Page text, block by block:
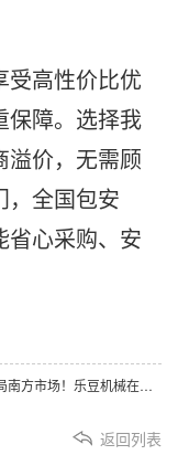
受高性价比优
保障。选择我
溢价，无需顾
，全国包安
省心采购、安
下一篇 : 布局南方市场！乐豆机械在浙江设立服务中心，辐射华东华南豆制品企业
返回列表